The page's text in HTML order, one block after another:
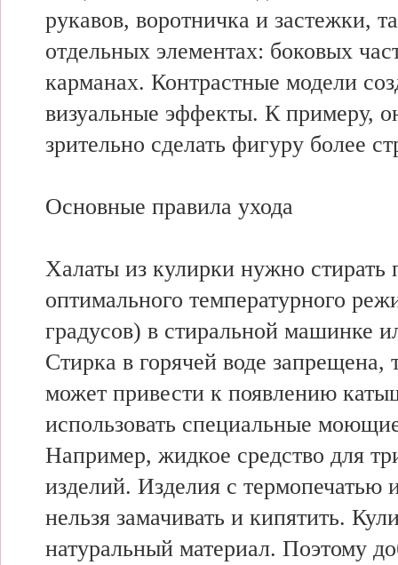
рукавов, воротничка и застежки,
отдельных элементах: боковых
карманах. Контрастные модели
визуальные эффекты. К примеру,
зрительно сделать фигуру более
Основные правила ухода
Халаты из кулирки нужно стирать
оптимального температурного
градусов) в стиральной машинке
Стирка в горячей воде запрещена,
может привести к появлению
использовать специальные
Например, жидкое средство для
изделий. Изделия с термопечатью
нельзя замачивать и кипятить.
натуральный материал. Поэтому